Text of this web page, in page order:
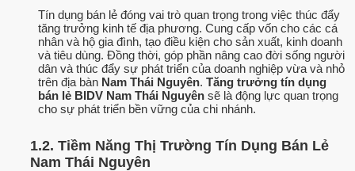
Tín dụng bán lẻ đóng vai trò quan trọng trong việc thúc đẩy
tăng trưởng kinh tế địa phương. Cung cấp vốn cho các cá
nhân và hộ gia đình, tạo điều kiện cho sản xuất, kinh doanh
và tiêu dùng. Đồng thời, góp phần nâng cao đời sống người
dân và thúc đẩy sự phát triển của doanh nghiệp vừa và nhỏ
trên địa bàn Nam Thái Nguyên. Tăng trưởng tín dụng
bán lẻ BIDV Nam Thái Nguyên sẽ là động lực quan trọng
cho sự phát triển bền vững của chi nhánh.
1.2. Tiềm Năng Thị Trường Tín Dụng Bán Lẻ
Nam Thái Nguyên